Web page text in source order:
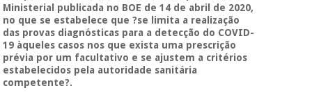
Ofertas
Outlet
tradicional
chinesa
Mobiliário
clínico
Novidades
Ofertas
médico
sanitário
Medicina
tradicional
Ministerial publicada no BOE de 14 de abril de 2020,
no que se estabelece que ?se limita a realização
das provas diagnósticas para a detecção do COVID-
19 àqueles casos nos que exista uma prescrição
prévia por um facultativo e se ajustem a critérios
estabelecidos pela autoridade sanitária
competente?.